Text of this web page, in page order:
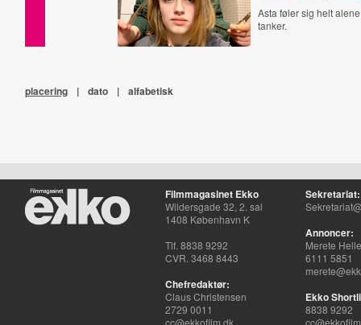
Asta føler sig helt
tanker.
placering | dato | alfabetisk
Filmmagasinet Ekko
Wildersgade 32, 2. sal
1408 København K
Tlf. 8838 9292
CVR. 3468 8443
Chefredaktør:
Claus Christensen
2729 0011
cc@ekkofilm.dk
Sekretariat:
Annoncer:
Merete
6111 5851
Ekko
8838 9292